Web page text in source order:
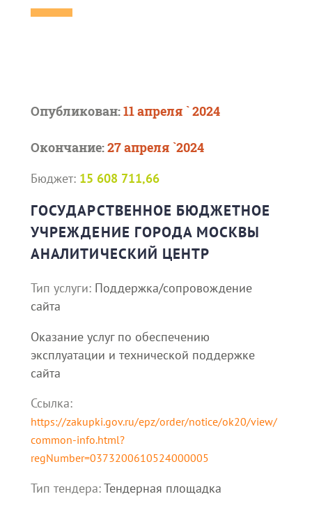
Опубликован:11 апреля ` 2024
Окончание:27 апреля `2024
Бюджет: 15 608 711,66
ГОСУДАРСТВЕННОЕ БЮДЖЕТНОЕ
УЧРЕЖДЕНИЕ ГОРОДА МОСКВЫ
АНАЛИТИЧЕСКИЙ ЦЕНТР
Тип услуги: Поддержка/сопровождение
сайта
Оказание услуг по обеспечению
эксплуатации и технической поддержке
сайта
Ссылка:
https://zakupki.gov.ru/epz/order/notice/ok20/view/
common-info.html?
regNumber=0373200610524000005
Тип тендера:Тендерная площадка